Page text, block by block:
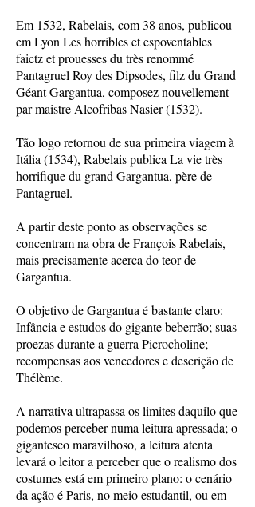
Em 1532, Rabelais, com 38 anos, publicou
em Lyon Les horribles et espoventables
faictz et prouesses du très renommé
Pantagruel Roy des Dipsodes, filz du Grand
Géant Gargantua, composez nouvellement
par maistre Alcofribas Nasier (1532).
Tão logo retornou de sua primeira viagem à
Itália (1534), Rabelais publica La vie très
horrifique du grand Gargantua, père de
Pantagruel.
A partir deste ponto as observações se
concentram na obra de François Rabelais,
mais precisamente acerca do teor de
Gargantua.
O objetivo de Gargantua é bastante claro:
Infância e estudos do gigante beberrão; suas
proezas durante a guerra Picrocholine;
recompensas aos vencedores e descrição de
Thélème.
A narrativa ultrapassa os limites daquilo que
podemos perceber numa leitura apressada; o
gigantesco maravilhoso, a leitura atenta
levará o leitor a perceber que o realismo dos
costumes está em primeiro plano: o cenário
da ação é Paris, no meio estudantil, ou em